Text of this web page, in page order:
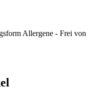
Allergene - Frei von